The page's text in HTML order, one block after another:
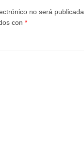
no será publicada.
con *